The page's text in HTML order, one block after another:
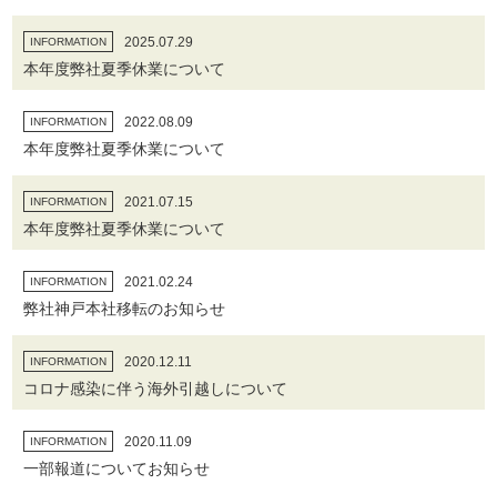
INFORMATION 2025.07.29
本年度弊社夏季休業について
INFORMATION 2022.08.09
本年度弊社夏季休業について
INFORMATION 2021.07.15
本年度弊社夏季休業について
INFORMATION 2021.02.24
弊社神戸本社移転のお知らせ
INFORMATION 2020.12.11
コロナ感染に伴う海外引越しについて
INFORMATION 2020.11.09
一部報道についてお知らせ